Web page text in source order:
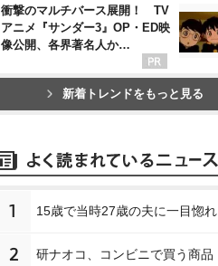
衝撃のマルチバース展開！ TV
アニメ『サンダー3』OP・ED映
像公開、各界著名人か…
新着トレンドをもっと見る
1 15歳で当時27歳の夫に一目惚れ
2 研ナオコ、コンビニで買う商品